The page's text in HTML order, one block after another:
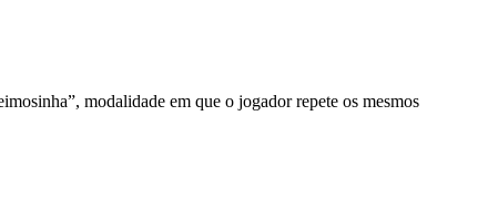
modalidade em que o jogador repete os mesmos